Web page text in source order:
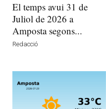
El temps avui 31 de
Juliol de 2026 a
Amposta segons...
Redacció